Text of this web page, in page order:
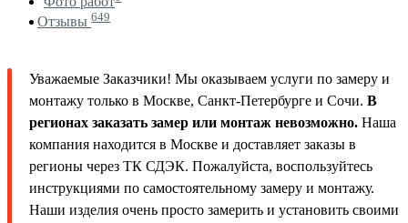
Отзывы 649
Уважаемые Заказчики! Мы оказываем услуги по замеру и
монтажу только в Москве, Санкт-Петербурге и Сочи. В
регионах заказать замер или монтаж невозможно. Наша
компания находится в Москве и доставляет заказы в
регионы через ТК СДЭК. Пожалуйста, воспользуйтесь
инструкциями по самостоятельному замеру и монтажу.
Наши изделия очень просто замерить и установить своими